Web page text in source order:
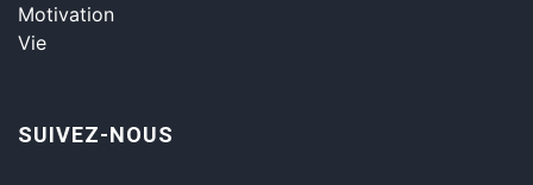
Motivation
Vie
SUIVEZ-NOUS